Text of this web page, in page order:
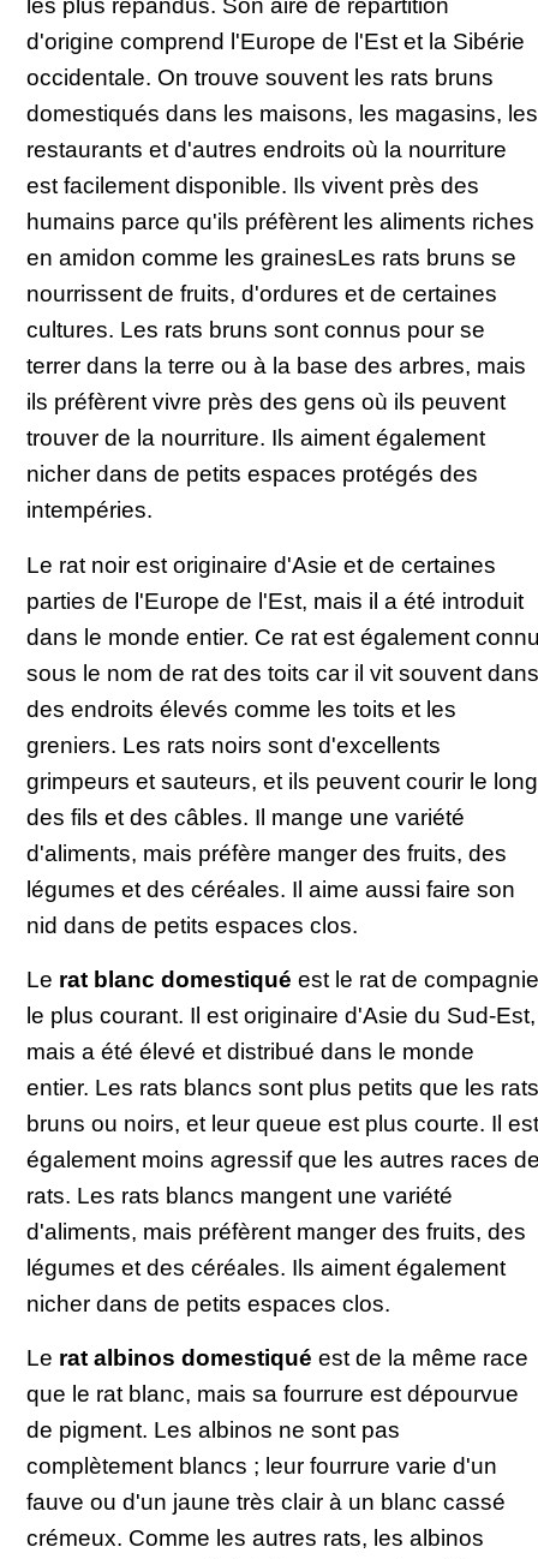
les plus répandus. Son aire de répartition
d'origine comprend l'Europe de l'Est et la Sibérie
occidentale. On trouve souvent les rats bruns
domestiqués dans les maisons, les magasins, les
restaurants et d'autres endroits où la nourriture
est facilement disponible. Ils vivent près des
humains parce qu'ils préfèrent les aliments riches
en amidon comme les grainesLes rats bruns se
nourrissent de fruits, d'ordures et de certaines
cultures. Les rats bruns sont connus pour se
terrer dans la terre ou à la base des arbres, mais
ils préfèrent vivre près des gens où ils peuvent
trouver de la nourriture. Ils aiment également
nicher dans de petits espaces protégés des
intempéries.
Le rat noir est originaire d'Asie et de certaines
parties de l'Europe de l'Est, mais il a été introduit
dans le monde entier. Ce rat est également
sous le nom de rat des toits car il vit souvent dans
des endroits élevés comme les toits et les
greniers. Les rats noirs sont d'excellents
grimpeurs et sauteurs, et ils peuvent courir le long
des fils et des câbles. Il mange une variété
d'aliments, mais préfère manger des fruits, des
légumes et des céréales. Il aime aussi faire son
nid dans de petits espaces clos.
Le rat blanc domestiqué est le rat de compagnie
le plus courant. Il est originaire d'Asie du Sud-Est,
mais a été élevé et distribué dans le monde
entier. Les rats blancs sont plus petits que les rats
bruns ou noirs, et leur queue est plus courte. Il est
également moins agressif que les autres races
rats. Les rats blancs mangent une variété
d'aliments, mais préfèrent manger des fruits, des
légumes et des céréales. Ils aiment également
nicher dans de petits espaces clos.
Le rat albinos domestiqué est de la même race
que le rat blanc, mais sa fourrure est dépourvue
de pigment. Les albinos ne sont pas
complètement blancs ; leur fourrure varie d'un
fauve ou d'un jaune très clair à un blanc cassé
crémeux. Comme les autres rats, les albinos